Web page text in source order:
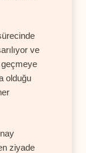
ve
olduğu
ziyade